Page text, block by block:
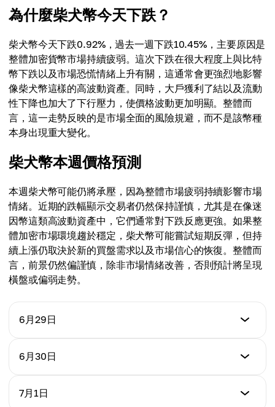
為什麼柴犬幣今天下跌？
柴犬幣今天下跌0.92%，過去一週下跌10.45%，主要原因是
整體加密貨幣市場持續疲弱。這次下跌在很大程度上與比特
幣下跌以及市場恐慌情緒上升有關，這通常會更強烈地影響
像柴犬幣這樣的高波動資產。同時，大戶獲利了結以及流動
性下降也加大了下行壓力，使價格波動更加明顯。整體而
言，這一走勢反映的是市場全面的風險規避，而不是該幣種
本身出現重大變化。
柴犬幣本週價格預測
本週柴犬幣可能仍將承壓，因為整體市場疲弱持續影響市場
情緒。近期的跌幅顯示交易者仍然保持謹慎，尤其是在像迷
因幣這類高波動資產中，它們通常對下跌反應更強。如果整
體加密市場環境趨於穩定，柴犬幣可能嘗試短期反彈，但持
續上漲仍取決於新的買盤需求以及市場信心的恢復。整體而
言，前景仍然偏謹慎，除非市場情緒改善，否則預計將呈現
橫盤或偏弱走勢。
6月29日
價格 (USD)
日變化 %
6月30日
價格 (USD)
7月1日